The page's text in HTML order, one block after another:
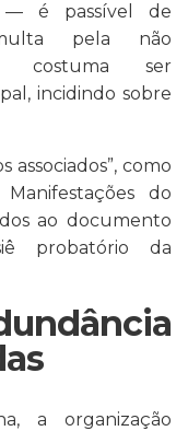
— é passível de
pela não
costuma ser
incidindo sobre
associados”, como
do
ao documento
probatório da
a organização